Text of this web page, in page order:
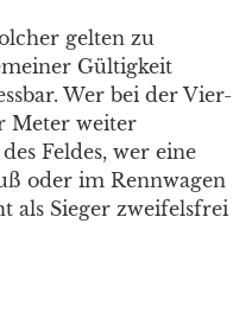
gelten zu
Gültigkeit
Wer bei der Vier-
Meter weiter
Feldes, wer eine
oder im Rennwagen
als Sieger zweifelsfrei